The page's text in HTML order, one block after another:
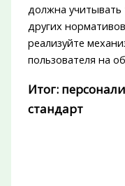
должна учитывать
других
реализуйте
пользователя на
Итог:
стандарт